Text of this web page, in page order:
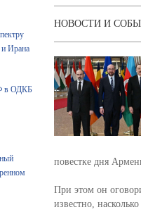
НОВОСТИ И
повестке дня
При этом он
известно,
и Ирана
в ОДКБ